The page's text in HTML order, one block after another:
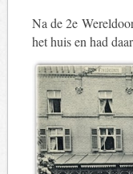
Na de 2e
het huis en had